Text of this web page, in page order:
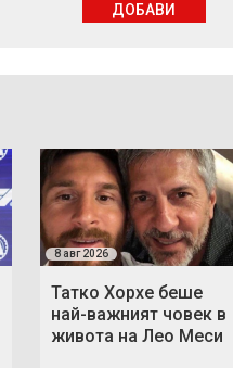
ДОБАВИ
8 авг 2026
Татко Хорхе беше
най-важният човек в
живота на Лео Меси